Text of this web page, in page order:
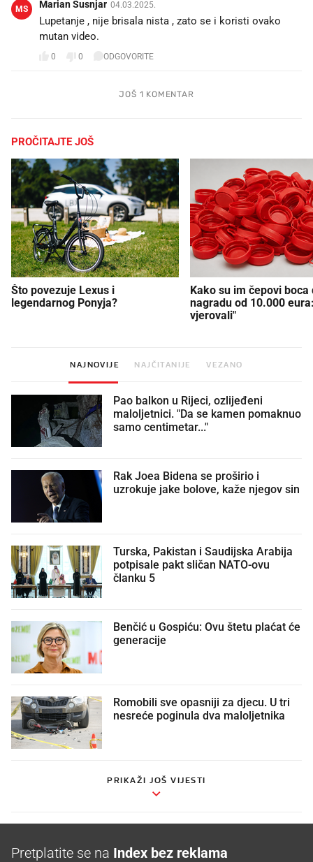
MS Marian Susnjar 04.03.2025.
Lupetanje , nije brisala nista , zato se i koristi ovako
mutan video.
0 0 ODGOVORITE
JOŠ 1 KOMENTAR
PROČITAJTE JOŠ
Što povezuje Lexus i
legendarnog Ponyja?
Kako su im čepovi boca
nagradu od 10.000
vjerovali"
NAJNOVIJE NAJČITANIJE VEZANO
Pao balkon u Rijeci, ozlijeđeni
maloljetnici. "Da se kamen pomaknuo
samo centimetar..."
Rak Joea Bidena se proširio i
uzrokuje jake bolove, kaže njegov sin
Turska, Pakistan i Saudijska Arabija
potpisale pakt sličan NATO-ovu
članku 5
Benčić u Gospiću: Ovu štetu plaćat će
generacije
Romobili sve opasniji za djecu. U tri
nesreće poginula dva maloljetnika
PRIKAŽI JOŠ VIJESTI
Pretplatite se na Index bez reklama